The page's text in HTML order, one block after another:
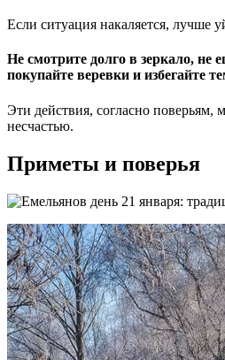
Если ситуация накаляется, лучше
Не смотрите долго в зеркало, не
покупайте веревки и избегайте
Эти действия, согласно поверьям,
несчастью.
Приметы и поверья